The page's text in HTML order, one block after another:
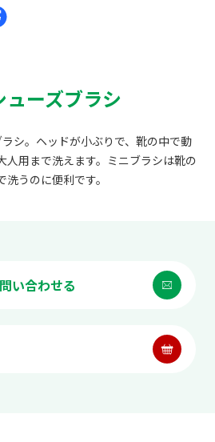
ーズブラシ
シ。ヘッドが小ぶりで、靴の中で動
人用まで洗えます。ミニブラシは靴の
うのに便利です。
い合わせる